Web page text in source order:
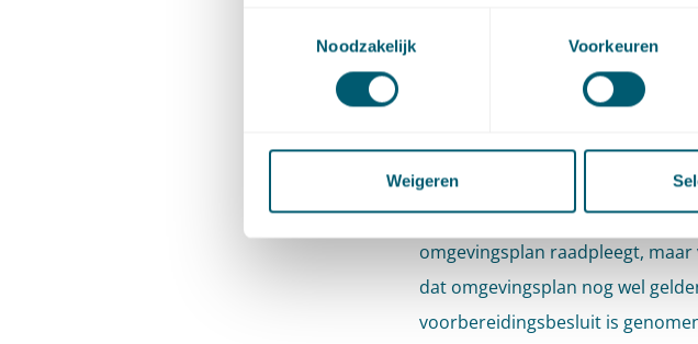
Noodzakelijk
Voorkeuren
Weigeren
met voorbeschermingsregels. In
bijvoorbeeld een wijziging van
Een nadeel van deze
een bepaalde activiteit is
omgevingsplan raadpleegt,
dat omgevingsplan nog wel
voorbereidingsbesluit is